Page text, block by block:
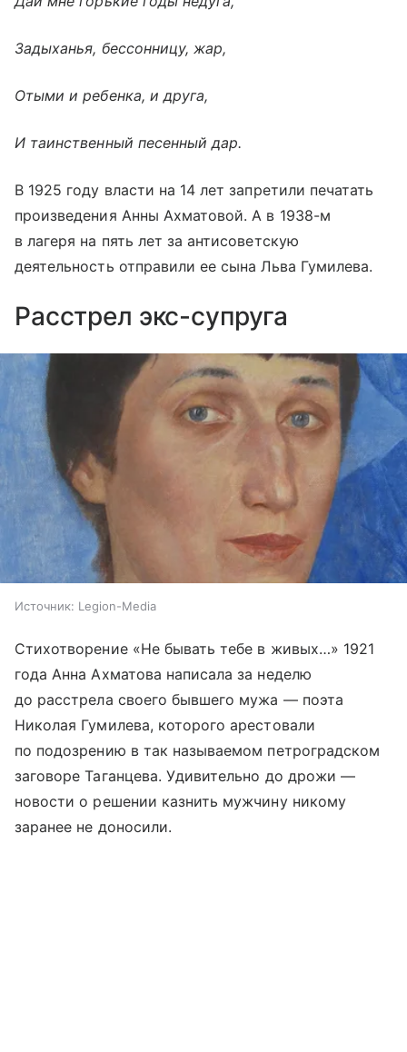
Задыханья, бессонницу, жар,
Отыми и ребенка, и друга,
И таинственный песенный дар.
В 1925 году власти на 14 лет запретили печатать
произведения Анны Ахматовой. А в 1938-м
в лагеря на пять лет за антисоветскую
деятельность отправили ее сына Льва Гумилева.
Расстрел экс-супруга
Источник: Legion-Media
Стихотворение «Не бывать тебе в живых…» 1921
года Анна Ахматова написала за неделю
до расстрела своего бывшего мужа — поэта
Николая Гумилева, которого арестовали
по подозрению в так называемом петроградском
заговоре Таганцева. Удивительно до дрожи —
новости о решении казнить мужчину никому
заранее не доносили.